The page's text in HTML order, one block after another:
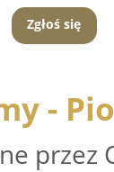
Zgłoś się
-
przez